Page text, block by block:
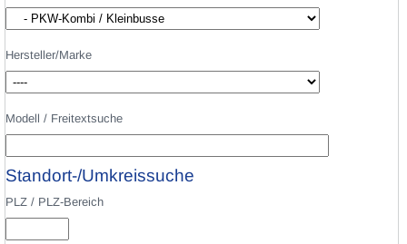
Hersteller/Marke
Modell / Freitextsuche
Standort-/Umkreissuche
PLZ / PLZ-Bereich